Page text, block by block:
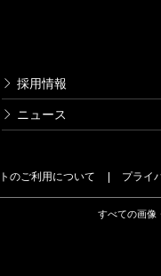
採用情報
ニュース
のご利用について プライ
すべての画像